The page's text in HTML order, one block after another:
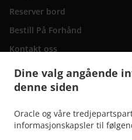
Dine valg angående
denne siden
Oracle og våre
informasjonskapsler til
Reserver bord
Bestill På Forhånd
Kontakt oss
Levering av Italiensk mat San Bartolomé
Levering av Italiensk mat Maspalomas